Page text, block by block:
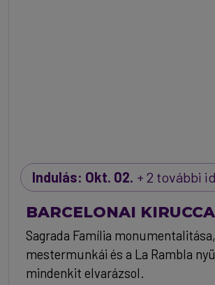
Indulás: Okt. 02. + 2 további
BARCELONAI
Sagrada Família
mestermunkái és a La Rambla
mindenkit elvarázsol.